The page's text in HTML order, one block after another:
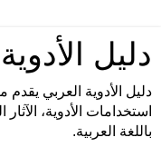
دليل
دليل الأدوية العربي
استخدامات الأدوية،
باللغة العربية.